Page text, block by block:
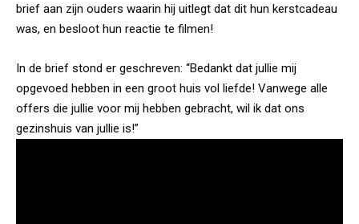
brief aan zijn ouders waarin hij uitlegt dat dit hun kerstcadeau
was, en besloot hun reactie te filmen!
In de brief stond er geschreven: “Bedankt dat jullie mij
opgevoed hebben in een groot huis vol liefde! Vanwege alle
offers die jullie voor mij hebben gebracht, wil ik dat ons
gezinshuis van jullie is!”